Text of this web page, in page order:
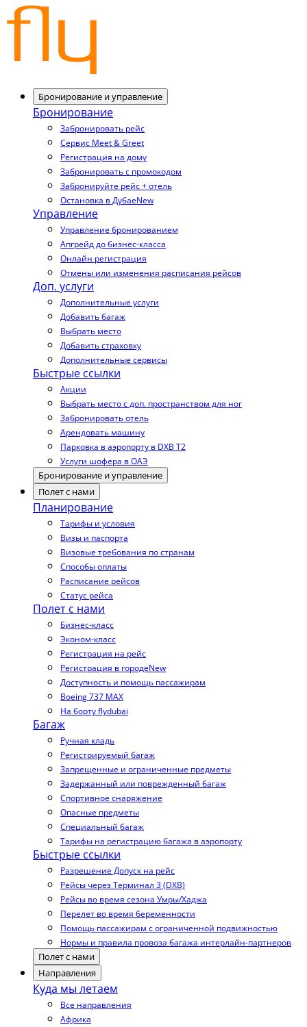
Бронирование и управление
Бронирование
Забронировать рейс
Сервис Meet & Greet
Регистрация на дому
Забронировать с промокодом
Забронируйте рейс + отель
Остановка в ДубаеNew
Управление
Управление бронированием
Апгрейд до бизнес-класса
Онлайн регистрация
Отмены или изменения расписания рейсов
Доп. услуги
Дополнительные услуги
Добавить багаж
Выбрать место
Добавить страховку
Дополнительные сервисы
Быстрые ссылки
Акции
Выбрать место с доп. пространством для ног
Забронировать отель
Арендовать машину
Парковка в аэропорту в DXB T2
Услуги шофера в ОАЭ
Бронирование и управление
Полет с нами
Планирование
Тарифы и условия
Визы и паспорта
Визовые требования по странам
Способы оплаты
Расписание рейсов
Статус рейса
Полет с нами
Бизнес-класс
Эконом-класс
Регистрация на рейс
Регистрация в городеNew
Доступность и помощь пассажирам
Boeing 737 MAX
На борту flydubai
Багаж
Ручная кладь
Регистрируемый багаж
Запрещенные и ограниченные предметы
Задержанный или поврежденный багаж
Спортивное снаряжение
Опасные предметы
Специальный багаж
Тарифы на регистрацию багажа в аэропорту
Быстрые ссылки
Разрешение Допуск на рейс
Рейсы через Терминал 3 (DXB)
Рейсы во время сезона Умры/Хаджа
Перелет во время беременности
Помощь пассажирам с ограниченной подвижностью
Нормы и правила провоза багажа интерлайн-партнеров
Полет с нами
Направления
Куда мы летаем
Все направления
Африка